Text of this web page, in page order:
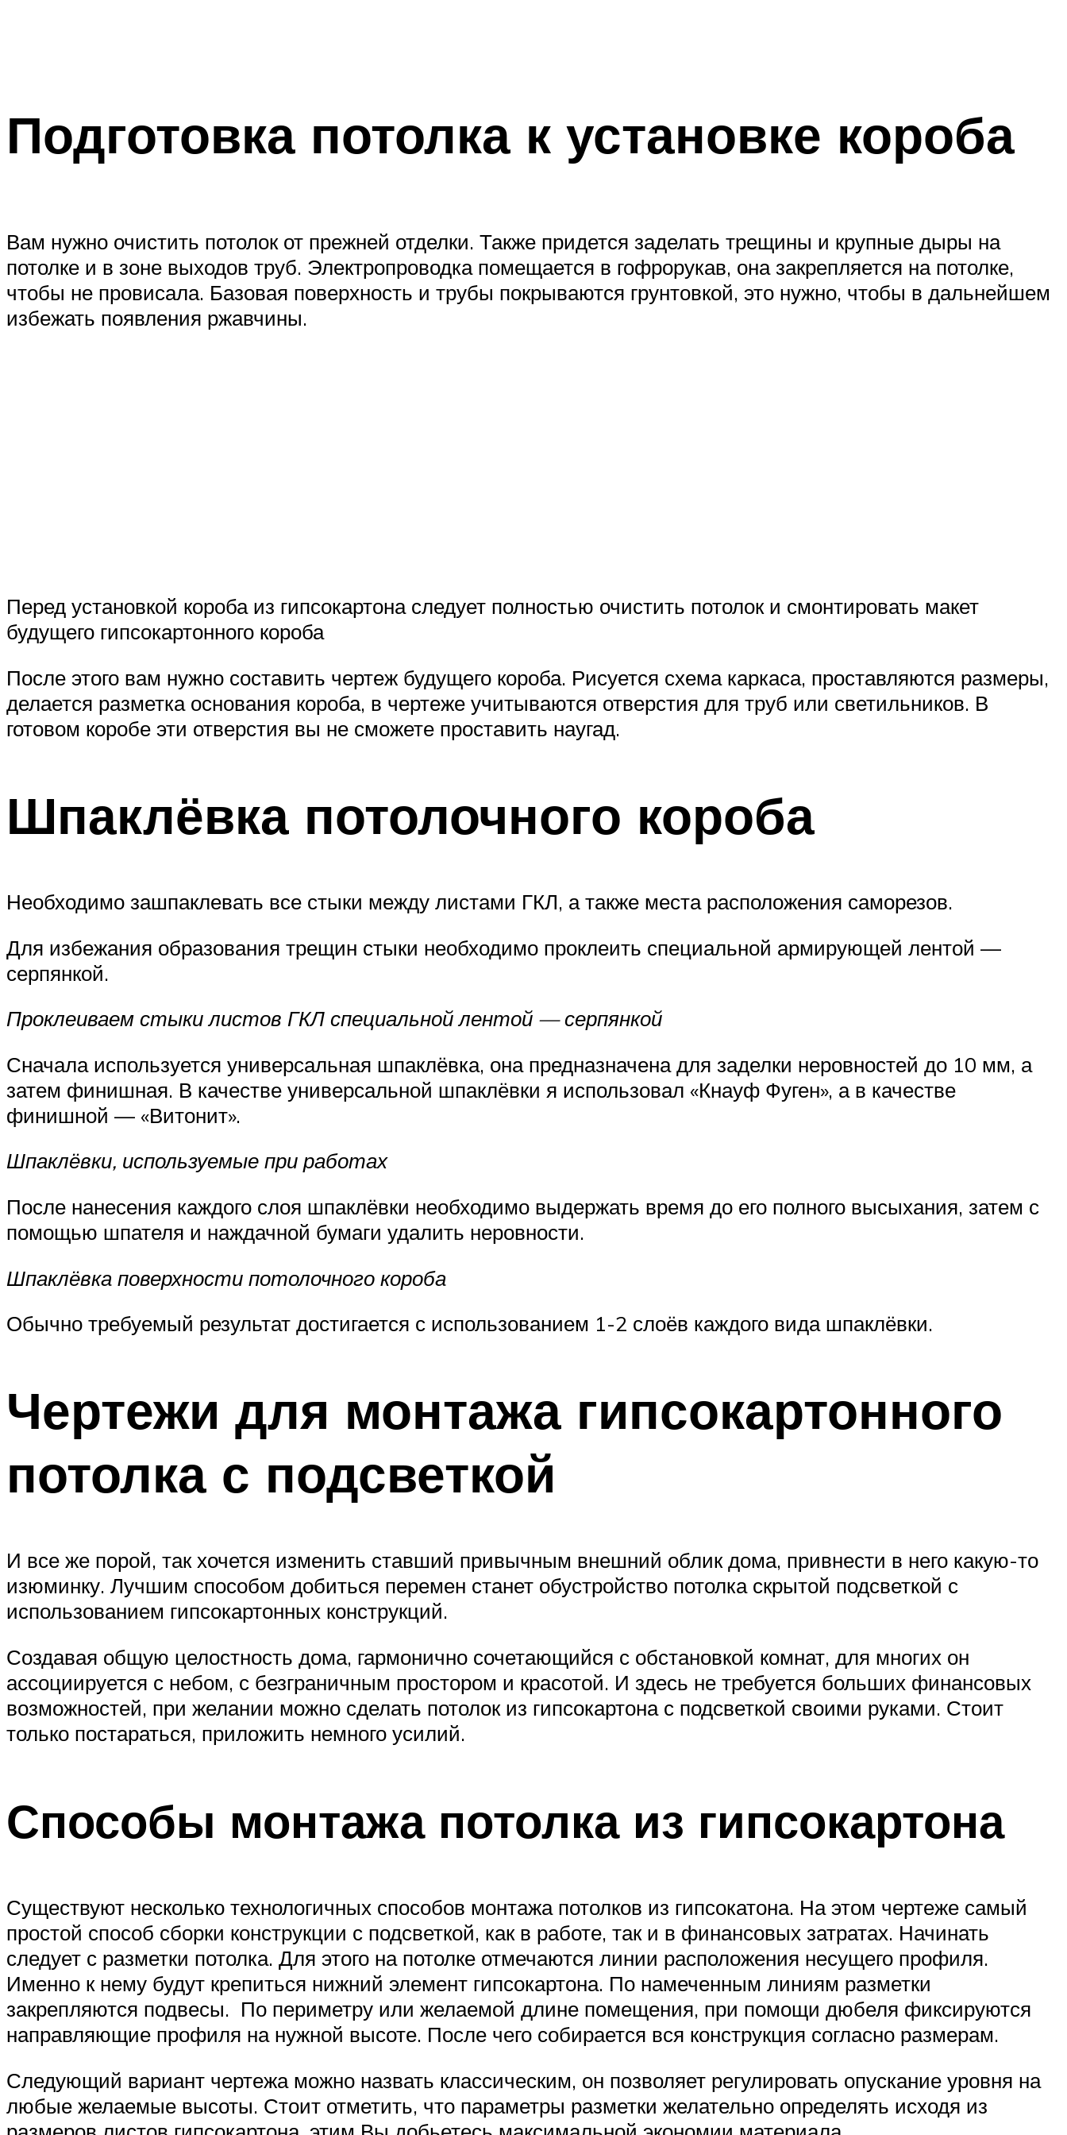
Подготовка потолка к установке короба
Вам нужно очистить потолок от прежней отделки. Также придется заделать трещины и крупные дыры на
потолке и в зоне выходов труб. Электропроводка помещается в гофрорукав, она закрепляется на потолке,
чтобы не провисала. Базовая поверхность и трубы покрываются грунтовкой, это нужно, чтобы в дальнейшем
избежать появления ржавчины.
Перед установкой короба из гипсокартона следует полностью очистить потолок и смонтировать макет
будущего гипсокартонного короба
После этого вам нужно составить чертеж будущего короба. Рисуется схема каркаса, проставляются размеры,
делается разметка основания короба, в чертеже учитываются отверстия для труб или светильников. В
готовом коробе эти отверстия вы не сможете проставить наугад.
Шпаклёвка потолочного короба
Необходимо зашпаклевать все стыки между листами ГКЛ, а также места расположения саморезов.
Для избежания образования трещин стыки необходимо проклеить специальной армирующей лентой —
серпянкой.
Проклеиваем стыки листов ГКЛ специальной лентой — серпянкой
Сначала используется универсальная шпаклёвка, она предназначена для заделки неровностей до 10 мм, а
затем финишная. В качестве универсальной шпаклёвки я использовал «Кнауф Фуген», а в качестве
финишной — «Витонит».
Шпаклёвки, используемые при работах
После нанесения каждого слоя шпаклёвки необходимо выдержать время до его полного высыхания, затем с
помощью шпателя и наждачной бумаги удалить неровности.
Шпаклёвка поверхности потолочного короба
Обычно требуемый результат достигается с использованием 1-2 слоёв каждого вида шпаклёвки.
Чертежи для монтажа гипсокартонного
потолка с подсветкой
И все же порой, так хочется изменить ставший привычным внешний облик дома, привнести в него какую-то
изюминку. Лучшим способом добиться перемен станет обустройство потолка скрытой подсветкой с
использованием гипсокартонных конструкций.
Создавая общую целостность дома, гармонично сочетающийся с обстановкой комнат, для многих он
ассоциируется с небом, с безграничным простором и красотой. И здесь не требуется больших финансовых
возможностей, при желании можно сделать потолок из гипсокартона с подсветкой своими руками. Стоит
только постараться, приложить немного усилий.
Способы монтажа потолка из гипсокартона
Существуют несколько технологичных способов монтажа потолков из гипсокатона. На этом чертеже самый
простой способ сборки конструкции с подсветкой, как в работе, так и в финансовых затратах. Начинать
следует с разметки потолка. Для этого на потолке отмечаются линии расположения несущего профиля.
Именно к нему будут крепиться нижний элемент гипсокартона. По намеченным линиям разметки
закрепляются подвесы. По периметру или желаемой длине помещения, при помощи дюбеля фиксируются
направляющие профиля на нужной высоте. После чего собирается вся конструкция согласно размерам.
Следующий вариант чертежа можно назвать классическим, он позволяет регулировать опускание уровня на
любые желаемые высоты. Стоит отметить, что параметры разметки желательно определять исходя из